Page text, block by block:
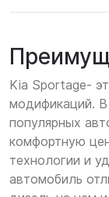
Kia Sportage-
модификаций.
популярных
комфортную
технологии и
автомобиль